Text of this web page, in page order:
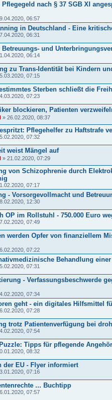
nach § 37 SGB XI
06:57
in Deutschland - Eine
06:31
Betreuungs- und
06:14
zu Trans-Identität bei Kindern
07:15
Sterben schließt die
07:23
blockieren, Patienten
» 26.02.2020, 08:37
Pflegehelfer zu Haftstrafe
07:32
weist Mängel auf
» 21.02.2020, 07:29
von Schizophrenie durch
07:17
- Vorsorgevollmacht und
12:30
OP im Rollstuhl - 750.000 Euro
07:49
werden Opfer von finanziellem
07:22
Behandlung
07:31
- Verfassungsbeschwerde
07:34
geht - ein digitales Hilfsmittel
07:28
trotz Patientenverfügung bei
07:54
Tipps für pflegende
08:32
der EU - Flyer informiert
07:16
... Buchtipp
07:57